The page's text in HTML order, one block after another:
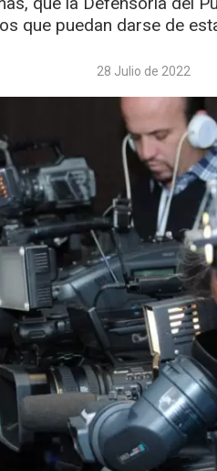
que puedan darse de
28 Julio de 2022